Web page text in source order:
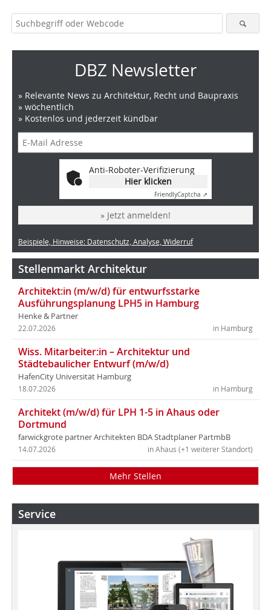
DBZ Newsletter
» Relevante News zu Architektur, Recht und Baupraxis
» wöchentlich
» Kostenlos und jederzeit kündbar
Anti-Roboter-Verifizierung
Hier klicken
FriendlyCaptcha ⇗
» Jetzt anmelden!
Beispiele, Hinweise: Datenschutz, Analyse, Widerruf
Stellenmarkt Architektur
Architekt:in (m/w/d) für entwurfsstarke
Ausführungsplanung LPH5 in Hamburg
Henke & Partner
in Hamburg
22.07.2026
Wiss. Mitarbeiter:in – Architektur und
Städtebaulicher Entwurf (m/w/d)
HafenCity Universität Hamburg
in Hamburg
18.07.2026
Architekt (m/w/d) für LPH 1-5 in Ahaus oder
Dortmund
farwickgrote partner Architekten BDA Stadtplaner PartmbB
in Ahaus (+1 weiterer Standort)
14.07.2026
Mehr Stellen
Service